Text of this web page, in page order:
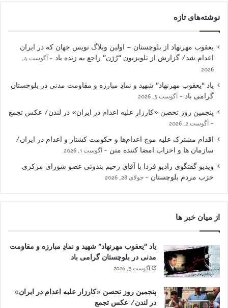
نوشته‌های تازه
یعقوب مهرنهاد از بلوچستان – اولین وبلاگ نویس جهان که در ایران
اعدام شد/ گزارش از تلویزیون “رُژن” راجع به زنده یاد
آگوست 4,
2026
یاد “یعقوب مهرنهاد” شهید و نمادِ مبارزه و مقاومت مدنی در بلوچستان
گرامی باد
آگوست 3, 2026
پنجمین روز تحصن «کارزار علیه اعدام در ایران» در لندن/ عکس تجمع
آگوست 2, 2026
اقدام مشترک علیه موج اعدام‌ها و حکومت کشتار و اعدام در ایران/
سازمان ها و احزاب امضا کننده متن
آگوست 1, 2026
ویدیو گفتگوی رادیو فردا با آقای رحیم بندوئی عضو شورای مرکزی
حزب مردم بلوچستان
جولای 28, 2026
از میان خبر ها
یاد “یعقوب مهرنهاد” شهید و نمادِ مبارزه و مقاومت
مدنی در بلوچستان گرامی باد
آگوست 3, 2026
پنجمین روز تحصن «کارزار علیه اعدام در ایران»
در لندن/ عکس تجمع